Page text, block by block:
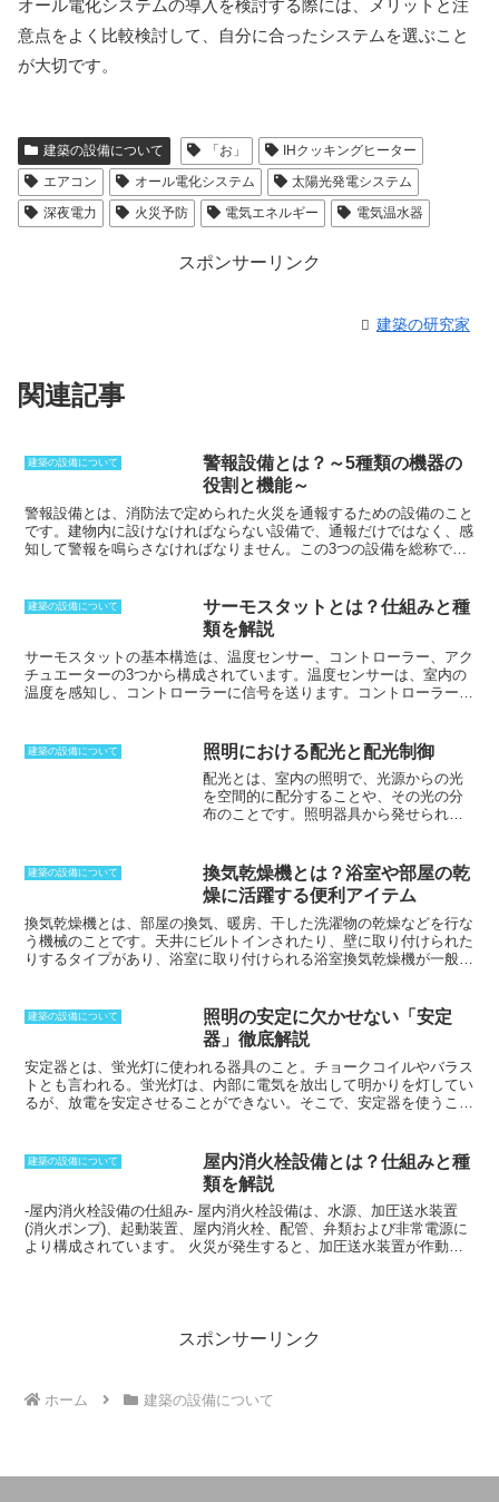
オール電化システムの導入を検討する際には、メリットと注
意点をよく比較検討して、自分に合ったシステムを選ぶこと
が大切です。
建築の設備について 「お」
IHクッキングヒーター
エアコン
オール電化システム
太陽光発電システム
深夜電力
火災予防 電気エネルギー 電気温水器
スポンサーリンク
建築の研究家
関連記事
建築の設備について
警報設備とは？～5種類の機器の
役割と機能～
警報設備とは 、消防法で定められた火災を通報するための設備のこと
です。建物内に設けなければならない設備で、通報だけではなく、感
知して警報を鳴らさなければなりません。この3つの設備を総称で警
設備、警報として非常警報器具を合わせて5種類が一般的な警報設備
です。センサーで火災を感知するだけではなく、熱や煙の存在で火災
を発見しつつ、人々に火災の発生を知らせます。漏電やガスに至って
は、それだけで大きな火災につながるため、事前に発生を感知しなけ
ればならないのです。こうした設備を整えることで、火災の発生を抑
制し、発生時には被害を最小限に抑えることができます。
建築の設備について
サーモスタットとは？仕組みと種
類を解説
サーモスタットの基本構造は、温度センサー、コントローラー、アク
チュエーターの3つから構成されています。温度センサーは、室内の
温度を感知し、
コントローラーに信号を送ります。
コントローラー
ローラーから受け取った指示に従って、室温を調整します。
建築の設備について 照明における配光と配光制御
配光とは、室内の照明で、光源からの光
を空間的に配分することや、その光の分
布のことです。照明器具から発せられる
することを配光制御と呼びます。配光曲
線は、一般に、各方向に放射される光度
（単位はcd）を、光源からの距離と角度
によって表された極座標平面上に描いた
ものです。照明器具が電球のような丸形
ではなく蛍光灯のような縦横の長さが違
ます。ただし、投光器は極座標でなく直
交座標、道路などは正弦等光度図によっ
て配光が表されます。
建築の設備について
換気乾燥機とは？浴室や部屋の乾
燥に活躍する便利アイテム
換気乾燥機とは、部屋の換気、暖房、干した洗濯物の乾燥などを行な
う機械のことです。天井にビルトインされたり、壁に取り付けられた
りするタイプがあり、浴室に取り付けられる浴室換気乾燥機が一般的
入浴中ののぼせ防止として風を送るという使い方もできます。逆に冬
季の入浴前には、予備暖房として使用するという使い方も。浴室内で
のヒートショック防止に役立ち、入浴中の寒さ対策のために暖房機能
として使う浴室暖房乾燥機と言われる物も存在します。昼間に外出し
ていて洗濯物を外に干せない場合に、部屋干し時のようなにおいを伴
わず洗濯物を干すことができるので、換気乾燥機は浴室や部屋の乾燥
建築の設備について
照明の安定に欠かせない「安定
器」徹底解説
安定器とは、蛍光灯に使われる器具のこと。チョークコイルやバラス
トとも言われる。蛍光灯は、内部に電気を放出して明かりを灯してい
るが、放電を安定させることができない。そこで、安定器を使うこと
損も防ぐことができる大事な装置である。放電をしない白熱灯には安
定器は不要である。安定器は、どうしても音が出てしまう装置である
ため、大量に設置する場合には、防音対策を行なう。実際に振動を起
こしていることもあり、共鳴しないように配慮することも重要であ
る。
建築の設備について
屋内消火栓設備とは？仕組みと種
類を解説
-屋内消火栓設備の仕組み- 屋内消火栓設備は、水源、加圧送水装置
(消火ポンプ)、起動装置、屋内消火栓、配管、弁類および非常電源に
より構成されています。 火災が発生すると、加圧送水装置が作動
栓、易操作性1号消火栓、2号消火栓に区分されています。
スポンサーリンク
ホーム 建築の設備について